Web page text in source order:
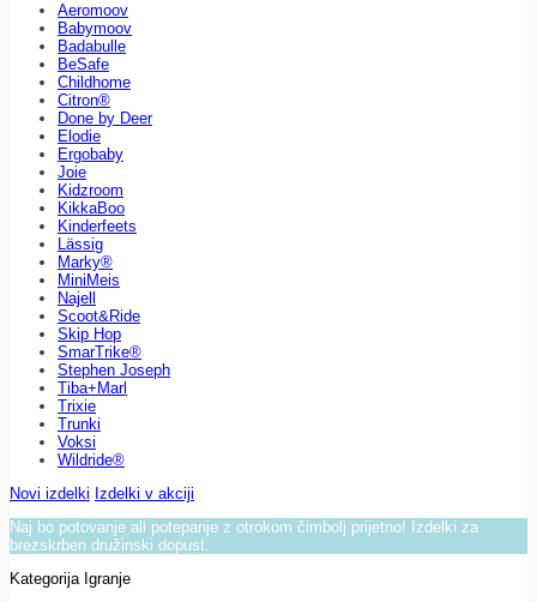
Aeromoov
Babymoov
Badabulle
BeSafe
Childhome
Citron®
Done by Deer
Elodie
Ergobaby
Joie
Kidzroom
KikkaBoo
Kinderfeets
Lässig
Marky®
MiniMeis
Najell
Scoot&Ride
Skip Hop
SmarTrike®
Stephen Joseph
Tiba+Marl
Trixie
Trunki
Voksi
Wildride®
Novi izdelki Izdelki v akciji
Naj bo potovanje ali potepanje z otrokom čimbolj prijetno! Izdelki za
brezskrben družinski dopust.
Kategorija Igranje